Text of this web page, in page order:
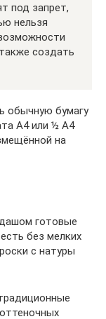
под запрет,
нельзя
создать
обычную бумагу
А4 или ½ А4
на
готовые
без мелких
с натуры